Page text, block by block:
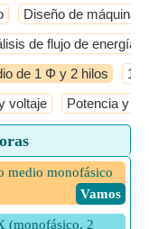
Diseño de máquinas
de flujo de energía
de 1 Φ y 2 hilos 1
voltaje Potencia y
medio monofásico
​ Vamos
(monofásico, 2